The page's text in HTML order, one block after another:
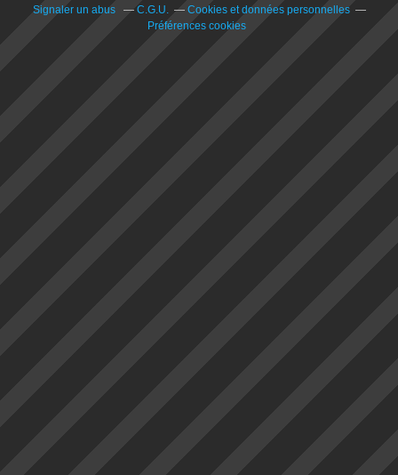
Signaler un abus C.G.U.
Cookies et données personnelles
Préférences cookies